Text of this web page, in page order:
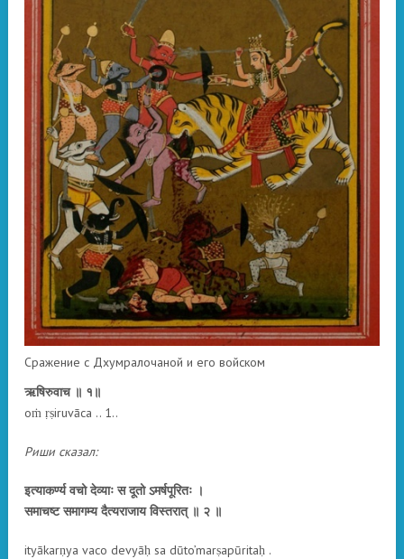
Сражение с Дхумралочаной и его войском
ऋषिरुवाच ॥ १॥
oṁ ṛṣiruvāca .. 1..
Риши сказал:
इत्याकर्ण्य वचो देव्याः स दूतो ऽमर्षपूरितः ।
समाचष्ट समागम्य दैत्यराजाय विस्तरात् ॥ २ ॥
ityākarṇya vaco devyāḥ sa dūto’marṣapūritaḥ .